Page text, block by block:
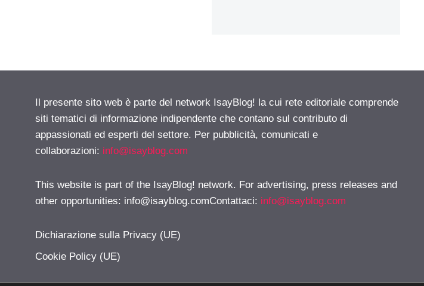
Il presente sito web è parte del network IsayBlog! la cui rete editoriale comprende
siti tematici di informazione indipendente che contano sul contributo di
appassionati ed esperti del settore. Per pubblicità, comunicati e
collaborazioni: info@isayblog.com
This website is part of the IsayBlog! network. For advertising, press releases and
other opportunities: info@isayblog.comContattaci: info@isayblog.com
Dichiarazione sulla Privacy (UE)
Cookie Policy (UE)